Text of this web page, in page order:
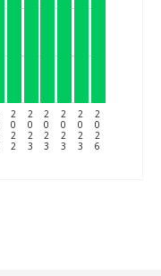
2
0
2
2
2
0
2
3
2
0
2
3
2
0
2
3
2
0
2
3
2
0
2
6